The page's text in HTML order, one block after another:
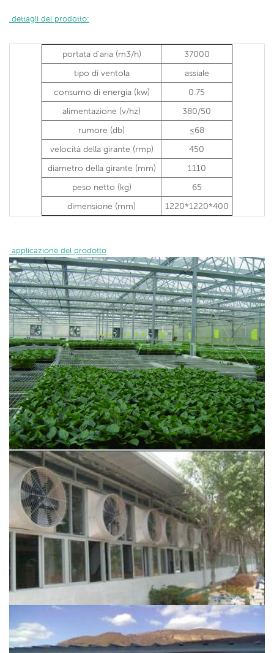
dettagli del prodotto:
portata d'aria (m3/h)
37000
tipo di ventola
assiale
consumo di energia (kw)
0.75
alimentazione (v/hz)
380/50
rumore (db)
≤68
velocità della girante (rmp)
450
diametro della girante (mm)
1110
peso netto (kg)
65
dimensione (mm)
1220*1220*400
applicazione del prodotto